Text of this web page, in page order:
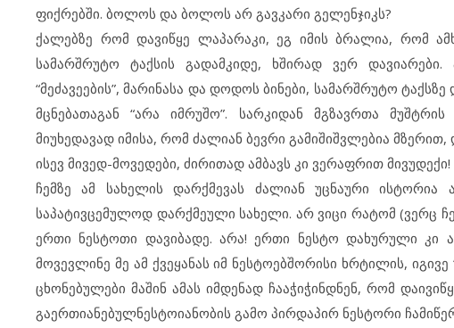
ფიქრებში. ბოლოს და ბოლოს არ გავკარი გელენჯიკს?
ქალებზე რომ დავიწყე ლაპარაკი, ეგ იმის ბრალია, რომ
სამარშრუტო ტაქსის გადამკიდე, ხშირად ვერ
“მეძავეების”, მარინასა და დოდოს ბინები, სამარშრუტო
მცნებათაგან “არა იმრუშო”. სარკიდან მგზავრთა
მიუხედავად იმისა, რომ ძალიან ბევრი გამიშიშვლებია
ისევ მივედ-მოვედები, ძირითად ამბავს კი ვერაფრით
ჩემზე ამ სახელის დარქმევას ძალიან უცნაური ისტორია
საპატივცემულოდ დარქმეული სახელი. არ ვიცი რატომ (ვერც
ერთი ნესტოთი დავიბადე. არა! ერთი ნესტო დახურული კი
მოვევლინე მე ამ ქვეყანას იმ ნესტოებშორისი ხრტილის,
ცხონებულები მაშინ ამას იმდენად ჩააჭიჭინდნენ, რომ
გაერთიანებულნესტოიანობის გამო პირდაპირ ნესტორი